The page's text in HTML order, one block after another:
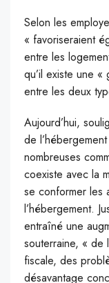
Selon les
« favoriseraient
entre les
qu’il existe une
entre les deux
Aujourd’hui,
de
nombreuses
coexiste avec la
se conformer les
l’hébergement.
entraîné une
souterraine, « de
fiscale, des
désavantage